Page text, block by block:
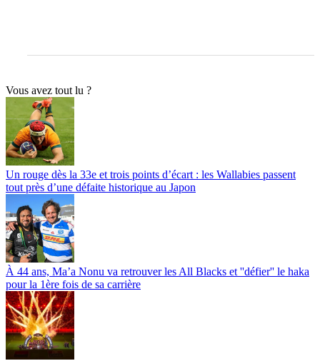
Vous avez tout lu ?
Un rouge dès la 33e et trois points d’écart : les Wallabies passent
tout près d’une défaite historique au Japon
À 44 ans, Ma’a Nonu va retrouver les All Blacks et ''défier'' le haka
pour la 1ère fois de sa carrière